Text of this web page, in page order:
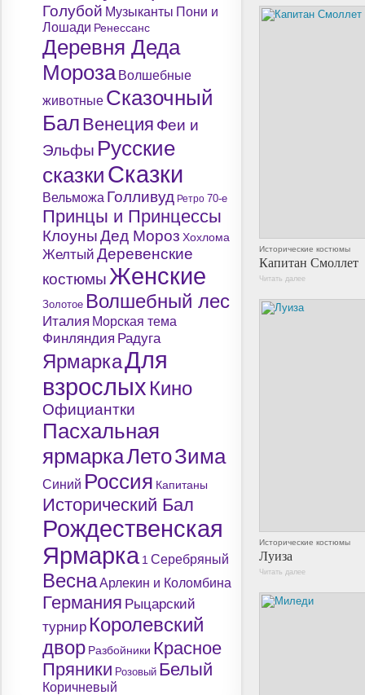
Голубой Музыканты Пони и
Лошади Ренессанс
Деревня Деда
Мороза Волшебные
животные Сказочный
Бал Венеция Феи и
Эльфы Русские
сказки Сказки
Вельможа Голливуд Ретро 70-е
Принцы и Принцессы
КлоуныДед Мороз Хохлома
Желтый Деревенские
костюмы Женские
Золотое Волшебный лес
Италия Морская тема
Финляндия Радуга
ЯрмаркаДля
взрослых Кино
Официантки
Пасхальная
ярмаркаЛетоЗима
Синий Россия Капитаны
Исторический Бал
Рождественская
Ярмарка 1 Серебряный
ВеснаАрлекин и Коломбина
Германия Рыцарский
турнир Королевский
двор Разбойники Красное
Пряники Розовый Белый
Коричневый
Исторические костюмы
Капитан Смоллет
Читать далее
Исторические костюмы
Луиза
Читать далее